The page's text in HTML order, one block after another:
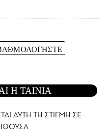
Η ΤΑΙΝΙΑ
AYTH ΤΗ ΣΤΙΓΜΗ ΣΕ